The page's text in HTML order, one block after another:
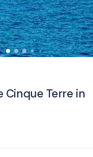
Cinque Terre in